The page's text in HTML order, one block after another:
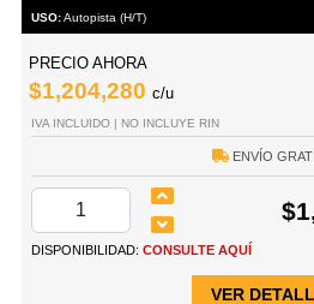
USO:Autopista (H/T)
PRECIO AHORA
$1,204,280 c/u
IVA INCLUIDO | NO INCLUYE RIN
ENVÍO
DISPONIBILIDAD: CONSULTE AQUÍ
VER